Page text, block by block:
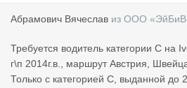
Абрамович Вячеслав из ООО
Требуется водитель категории С на
г\п 2014г.в., маршрут Австрия,
Только с категорией С, выданной до